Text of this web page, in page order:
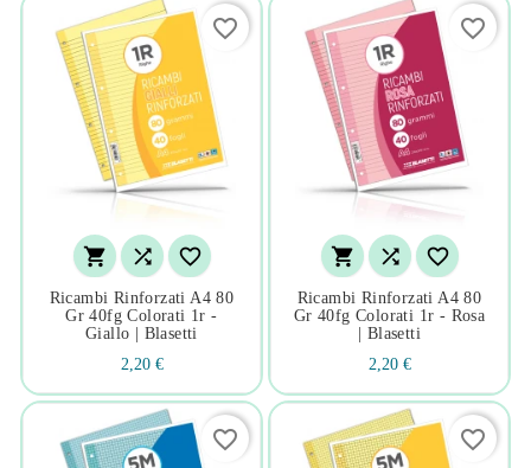
  
Ricambi Rinforzati A4 80
Gr 40fg Colorati 1r -
Giallo | Blasetti
2,20 €
favorite_border
  
Ricambi Rinforzati A4 80
Gr 40fg Colorati 1r - Rosa
| Blasetti
2,20 €
favorite_border
favorite_border favorite_border